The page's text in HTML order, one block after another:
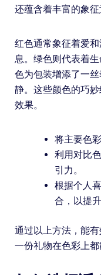
还蕴含着丰富的象征
红色通常象征着爱
息。绿色则代表着
色为包装增添了一
静。这些颜色的巧
效果。
将主要色
利用对比
引力。
根据个人
合，以提
通过以上方法，能
一份礼物在色彩上都